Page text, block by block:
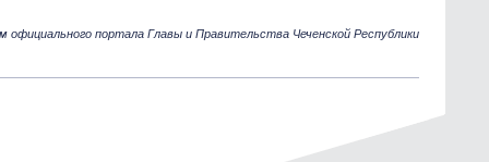
официального портала Главы и Правительства Чеченской Республики